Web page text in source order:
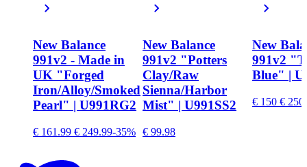
New Balance
991v2 - Made in
UK "Forged
Iron/Alloy/Smoked
Pearl" | U991RG2
€ 161.99 € 249.99-35%
New Balance
991v2 "Potters
Clay/Raw
Sienna/Harbor
Mist" | U991SS2
€ 99.98
New
991v2
Blue" |
€ 150 € 250